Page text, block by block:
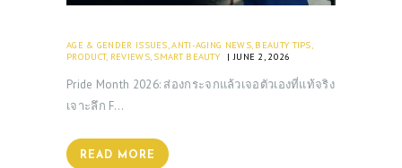
AGE & GENDER ISSUES ,ANTI-AGING NEWS, BEAUTY TIPS
PRODUCT, REVIEWS, SMART BEAUTY JUNE 2, 2026
Pride Month 2026: ส่องกระจกแล้วเจอตัวเองที่แท้จริง
เจาะลึก F…
READ MORE